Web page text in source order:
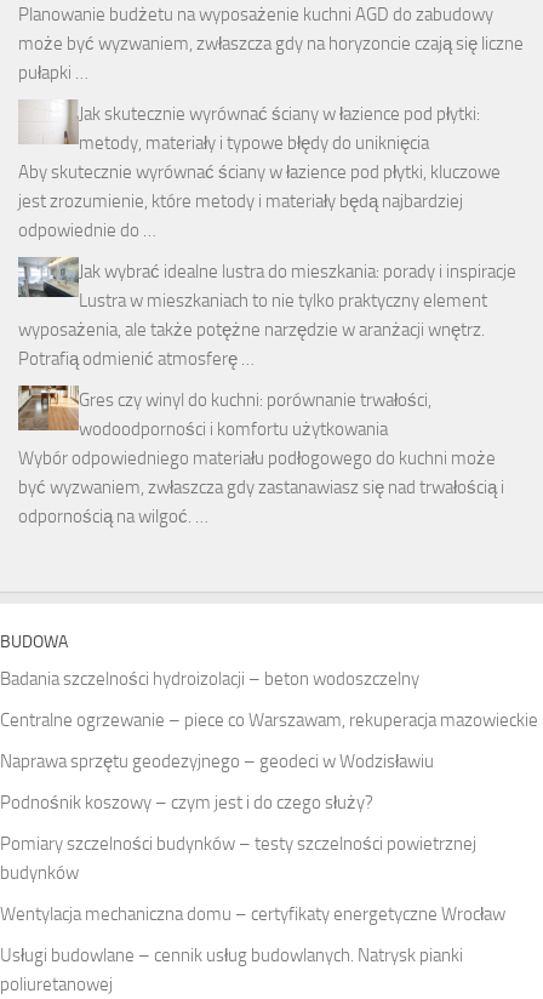
Planowanie budżetu na wyposażenie kuchni AGD do zabudowy
może być wyzwaniem, zwłaszcza gdy na horyzoncie czają się liczne
pułapki …
Jak skutecznie wyrównać ściany w łazience pod płytki:
metody, materiały i typowe błędy do uniknięcia
Aby skutecznie wyrównać ściany w łazience pod płytki, kluczowe
jest zrozumienie, które metody i materiały będą najbardziej
odpowiednie do …
Jak wybrać idealne lustra do mieszkania: porady i inspiracje
Lustra w mieszkaniach to nie tylko praktyczny element
wyposażenia, ale także potężne narzędzie w aranżacji wnętrz.
Potrafią odmienić atmosferę …
Gres czy winyl do kuchni: porównanie trwałości,
wodoodporności i komfortu użytkowania
Wybór odpowiedniego materiału podłogowego do kuchni może
być wyzwaniem, zwłaszcza gdy zastanawiasz się nad trwałością i
odpornością na wilgoć. …
BUDOWA
Badania szczelności hydroizolacji – beton wodoszczelny
Centralne ogrzewanie – piece co Warszawam, rekuperacja mazowieckie
Naprawa sprzętu geodezyjnego – geodeci w Wodzisławiu
Podnośnik koszowy – czym jest i do czego służy?
Pomiary szczelności budynków – testy szczelności powietrznej
budynków
Wentylacja mechaniczna domu – certyfikaty energetyczne Wrocław
Usługi budowlane – cennik usług budowlanych. Natrysk pianki
poliuretanowej